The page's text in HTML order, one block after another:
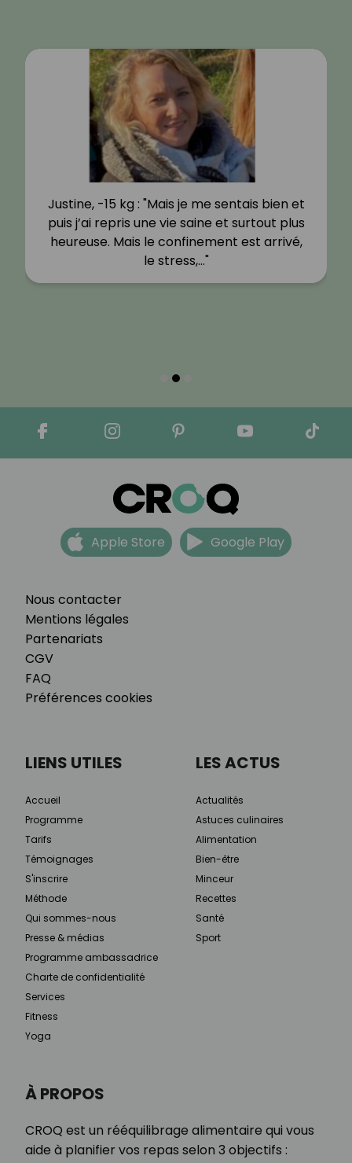
Justine, -15 kg : "Mais je me sentais bien et
puis j’ai repris une vie saine et surtout plus
heureuse. Mais le confinement est arrivé,
le stress,…"
Nous contacter
Mentions légales
Partenariats
CGV
FAQ
Préférences cookies
Apple Store Google Play
À PROPOS
CROQ est un rééquilibrage alimentaire qui vous
aide à planifier vos repas selon 3 objectifs :
LIENS UTILES
Accueil
Programme
Tarifs
Témoignages
S'inscrire
Méthode
Qui sommes-nous
Presse & médias
Programme ambassadrice
Charte de confidentialité
Services
Fitness
Yoga
LES ACTUS
Actualités
Astuces culinaires
Alimentation
Bien-être
Minceur
Recettes
Santé
Sport